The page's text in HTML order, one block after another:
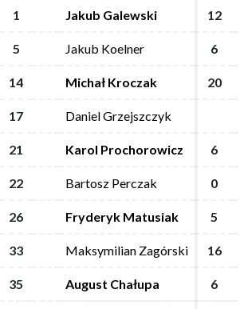
1 Jakub Galewski 12
5 Jakub Koelner 6
14 Michał Kroczak 20
17 Daniel Grzejszczyk
21 Karol Prochorowicz 6
22 Bartosz Perczak 0
26 Fryderyk Matusiak 5
33 Maksymilian Zagórski 16
35 August Chałupa 6
1 Jakub Galewski 12
5 Jakub Koelner 6
14 Michał Kroczak 20
17 Daniel Grzejszczyk
21 Karol Prochorowicz 6
22 Bartosz Perczak 0
26 Fryderyk Matusiak 5
33 Maksymilian Zagórski 16
35 August Chałupa 6